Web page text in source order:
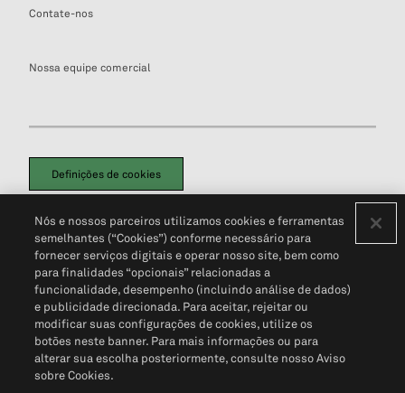
Contate-nos
Nossa equipe comercial
Definições de cookies
Política de PrivacidadePortal de privacidade do cliente (em inglês)
Não Venda Minhas Informações Pessoais© 2026 S&P Global
Nós e nossos parceiros utilizamos cookies e ferramentas
semelhantes (“Cookies”) conforme necessário para
fornecer serviços digitais e operar nosso site, bem como
para finalidades “opcionais” relacionadas a
funcionalidade, desempenho (incluindo análise de dados)
e publicidade direcionada. Para aceitar, rejeitar ou
modificar suas configurações de cookies, utilize os
botões neste banner. Para mais informações ou para
alterar sua escolha posteriormente, consulte nosso Aviso
sobre Cookies.